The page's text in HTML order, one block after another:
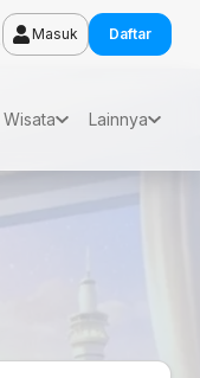
Masuk Daftar
Lainnya